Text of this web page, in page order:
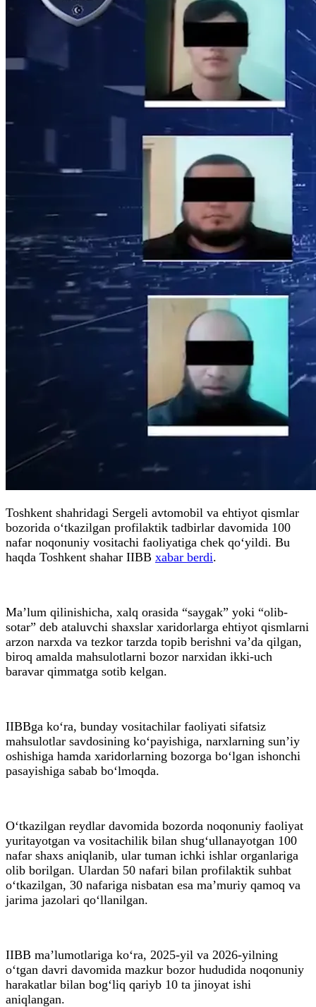
Toshkent shahridagi Sergeli avtomobil va ehtiyot qismlar
bozorida o‘tkazilgan profilaktik tadbirlar davomida 100
nafar noqonuniy vositachi faoliyatiga chek qo‘yildi. Bu
haqda Toshkent shahar IIBB xabar berdi.
Ma’lum qilinishicha, xalq orasida “saygak” yoki “olib-
sotar” deb ataluvchi shaxslar xaridorlarga ehtiyot qismlarni
arzon narxda va tezkor tarzda topib berishni va’da qilgan,
biroq amalda mahsulotlarni bozor narxidan ikki-uch
baravar qimmatga sotib kelgan.
IIBBga ko‘ra, bunday vositachilar faoliyati sifatsiz
mahsulotlar savdosining ko‘payishiga, narxlarning sun’iy
oshishiga hamda xaridorlarning bozorga bo‘lgan ishonchi
pasayishiga sabab bo‘lmoqda.
O‘tkazilgan reydlar davomida bozorda noqonuniy faoliyat
yuritayotgan va vositachilik bilan shug‘ullanayotgan 100
nafar shaxs aniqlanib, ular tuman ichki ishlar organlariga
olib borilgan. Ulardan 50 nafari bilan profilaktik suhbat
o‘tkazilgan, 30 nafariga nisbatan esa ma’muriy qamoq va
jarima jazolari qo‘llanilgan.
IIBB ma’lumotlariga ko‘ra, 2025-yil va 2026-yilning
o‘tgan davri davomida mazkur bozor hududida noqonuniy
harakatlar bilan bog‘liq qariyb 10 ta jinoyat ishi
aniqlangan.